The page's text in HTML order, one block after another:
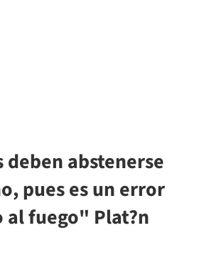
deben abstenerse
pues es un error
al fuego" Plat?n